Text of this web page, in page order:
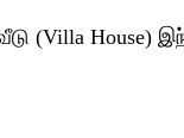
(Villa House)